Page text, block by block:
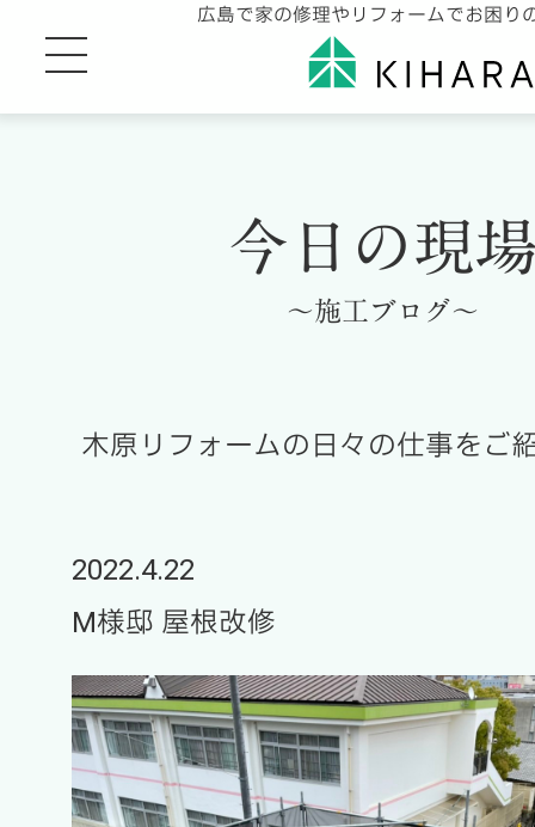
広島で家の修理やリフォームでお困り
今日の現
～施工ブログ～
木原リフォームの日々の仕事をご
2022.4.22
M様邸 屋根改修